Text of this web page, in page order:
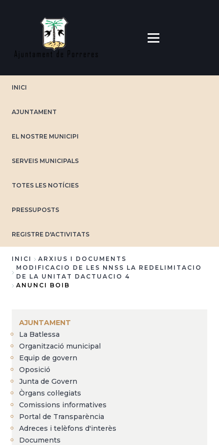
INICI
AJUNTAMENT
EL NOSTRE MUNICIPI
SERVEIS MUNICIPALS
TOTES LES NOTÍCIES
PRESSUPOSTS
REGISTRE D'ACTIVITATS
Fil
d'Ariadna
INICI
ARXIUS I DOCUMENTS
MODIFICACIO DE LES NNSS LA REDELIMITACIO
DE LA UNITAT DACTUACIO 4
ANUNCI BOIB
AJUNTAMENT
La Batlessa
Organització municipal
Equip de govern
Oposició
Junta de Govern
Òrgans col·legiats
Comissions informatives
Portal de Transparència
Adreces i telèfons d'interès
Documents